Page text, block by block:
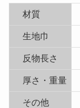
材質
生地巾
反物長さ
厚さ・重量
その他